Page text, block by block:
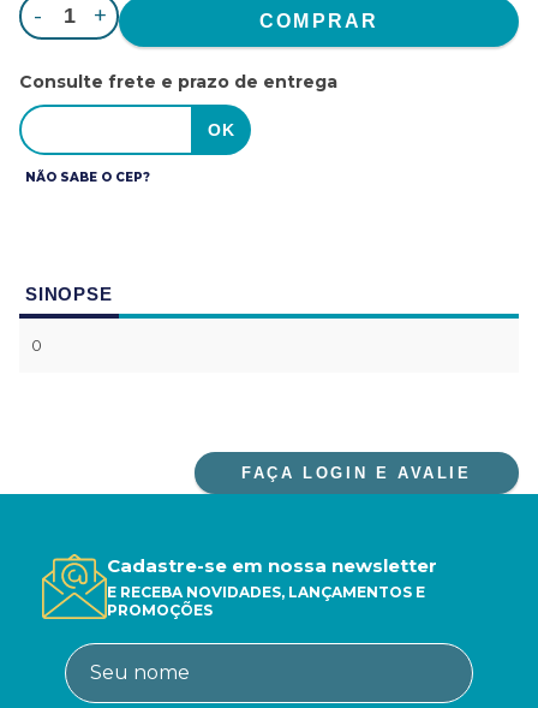
- +
Consulte frete e prazo de entrega
NÃO SABE O CEP?
SINOPSE
0
FAÇA LOGIN E AVALIE
Cadastre-se em nossa newsletter
E RECEBA NOVIDADES, LANÇAMENTOS E
PROMOÇÕES